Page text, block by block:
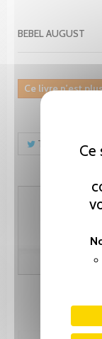
Ce
BEBEL AUGUST
Ce livre n'est
Tweet